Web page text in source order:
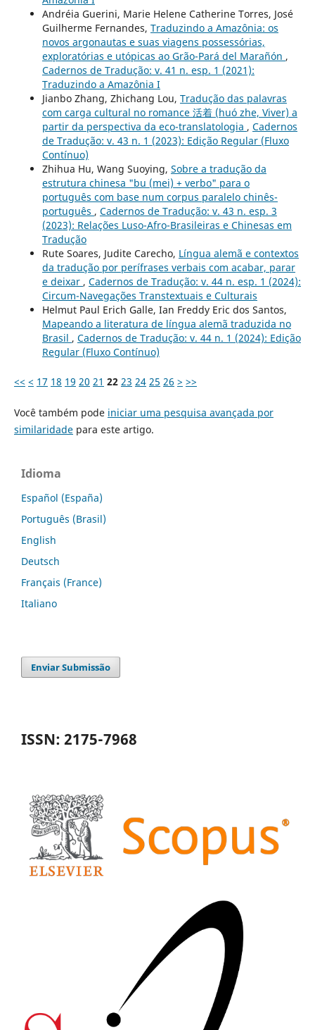
Andréia Guerini, Marie Helene Catherine Torres, José
Guilherme Fernandes, Traduzindo a Amazônia: os
novos argonautas e suas viagens possessórias,
exploratórias e utópicas ao Grão-Pará del Marañón ,
Cadernos de Tradução: v. 41 n. esp. 1 (2021):
Traduzindo a Amazônia I
Jianbo Zhang, Zhichang Lou, Tradução das palavras
com carga cultural no romance 活着 (huó zhe, Viver) a
partir da perspectiva da eco-translatologia , Cadernos
de Tradução: v. 43 n. 1 (2023): Edição Regular (Fluxo
Contínuo)
Zhihua Hu, Wang Suoying, Sobre a tradução da
estrutura chinesa "bu (mei) + verbo" para o
português com base num corpus paralelo chinês-
português , Cadernos de Tradução: v. 43 n. esp. 3
(2023): Relações Luso-Afro-Brasileiras e Chinesas em
Tradução
Rute Soares, Judite Carecho, Língua alemã e contextos
da tradução por perífrases verbais com acabar, parar
e deixar , Cadernos de Tradução: v. 44 n. esp. 1 (2024):
Circum-Navegações Transtextuais e Culturais
Helmut Paul Erich Galle, Ian Freddy Eric dos Santos,
Mapeando a literatura de língua alemã traduzida no
Brasil , Cadernos de Tradução: v. 44 n. 1 (2024): Edição
Regular (Fluxo Contínuo)
<< < 17 18 19 20 21 22 23 24 25 26 > >>
Você também pode iniciar uma pesquisa avançada por
similaridadepara este artigo.
Idioma
Español (España)
Português (Brasil)
English
Deutsch
Français (France)
Italiano
Enviar Submissão
ISSN: 2175-7968